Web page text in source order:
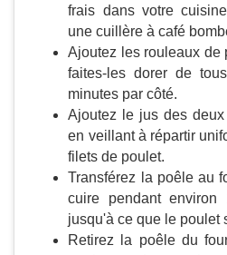
frais dans votre
une cuillère à café
Ajoutez les rouleaux de
faites-les dorer de
minutes par côté.
Ajoutez le jus des
en veillant à répartir
filets de poulet.
Transférez la poêle au
cuire pendant
jusqu'à ce que le poulet
Retirez la poêle du